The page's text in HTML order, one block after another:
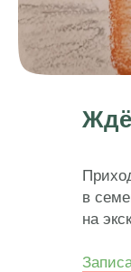
в
на